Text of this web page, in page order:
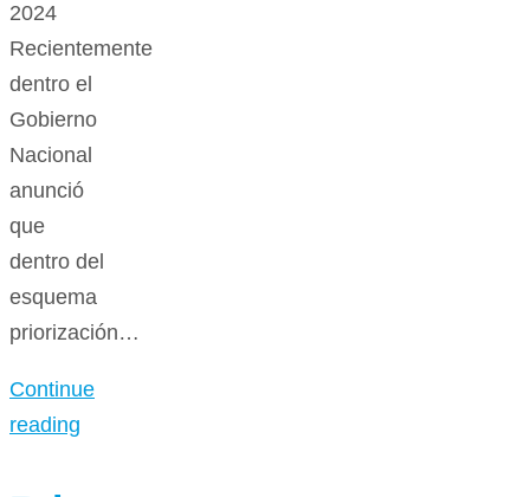
2024
Recientemente
dentro el
Gobierno
Nacional
anunció
que
dentro del
esquema
priorización…
Continue
reading